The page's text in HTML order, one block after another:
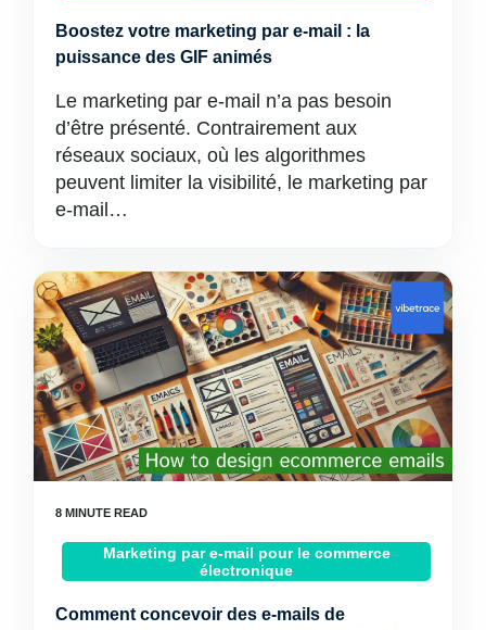
Boostez votre marketing par e-mail : la
puissance des GIF animés
Le marketing par e-mail n’a pas besoin
d’être présenté. Contrairement aux
réseaux sociaux, où les algorithmes
peuvent limiter la visibilité, le marketing par
e-mail…
Marketing par e-mail pour le commerce
électronique
Comment concevoir des e-mails de